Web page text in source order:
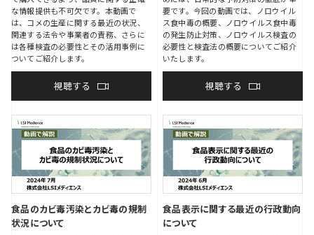
な情報提供も不可欠です。本動画で
は、コメの生産に関する最近の状況、
関連する法令や事業者の責務、さらに
は各種検査の必要性とその活用事例に
ついてご紹介します。
視聴する
要です。今回の動画では、ノロウイル
ス食中毒の概要、ノロウイルス食中毒
の発生防止対策、ノロウイルス検査の
必要性と検査法の概要についてご紹介
いたします。
視聴する
食品のカビ毒汚染とカビ毒の規制
状況について
食品表示に関する最近の行政動向
について